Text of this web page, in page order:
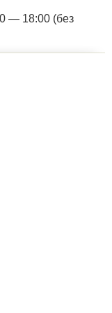
— 18:00 (без